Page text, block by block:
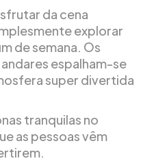
da cena
explorar
de semana. Os
espalham-se
super divertida
tranquilas no
as pessoas vêm